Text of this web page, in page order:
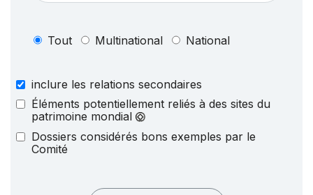
Tout Multinational National
inclure les relations secondaires
Éléments potentiellement reliés à des sites du
patrimoine mondial
Dossiers considérés bons exemples par le
Comité